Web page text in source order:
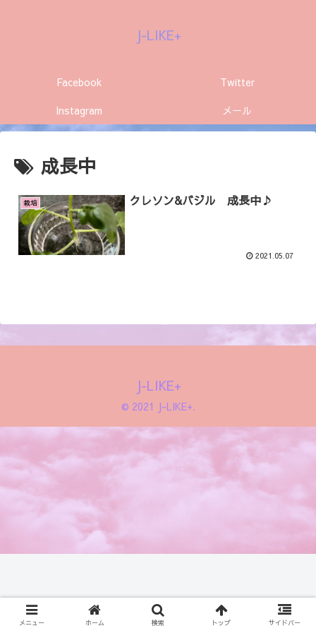
J-LIKE+
Facebook
Twitter
Instagram
メール
成長中
栽培 クレソン&バジル 成長中♪
2021.05.07
J-LIKE+
© 2021 J-LIKE+.
メニュー ホーム 検索 トップ サイドバー